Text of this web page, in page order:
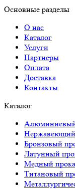
Основные разделы
О нас
Каталог
Услуги
Партнеры
Оплата
Доставка
Контакты
Каталог
Нержавеющий
Бронзовый
Латунный
Медный
Титановый